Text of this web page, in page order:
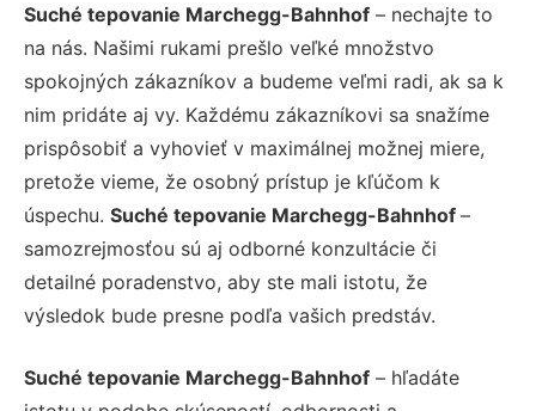
Suché tepovanie Marchegg-Bahnhof – nechajte to
na nás. Našimi rukami prešlo veľké množstvo
spokojných zákazníkov a budeme veľmi radi, ak sa k
nim pridáte aj vy. Každému zákazníkovi sa snažíme
prispôsobiť a vyhovieť v maximálnej možnej miere,
pretože vieme, že osobný prístup je kľúčom k
úspechu. Suché tepovanie Marchegg-Bahnhof –
samozrejmosťou sú aj odborné konzultácie či
detailné poradenstvo, aby ste mali istotu, že
výsledok bude presne podľa vašich predstáv.
Suché tepovanie Marchegg-Bahnhof – hľadáte